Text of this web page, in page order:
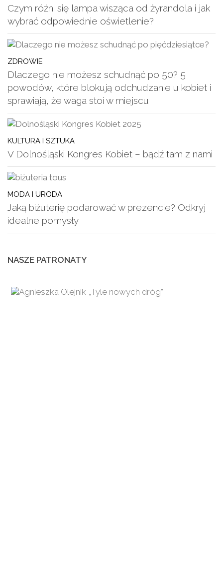
Czym różni się lampa wisząca od żyrandola i jak
wybrać odpowiednie oświetlenie?
ZDROWIE
Dlaczego nie możesz schudnąć po 50? 5
powodów, które blokują odchudzanie u kobiet i
sprawiają, że waga stoi w miejscu
KULTURA I SZTUKA
V Dolnośląski Kongres Kobiet – bądź tam z nami
MODA I URODA
Jaką biżuterię podarować w prezencie? Odkryj
idealne pomysły
NASZE PATRONATY